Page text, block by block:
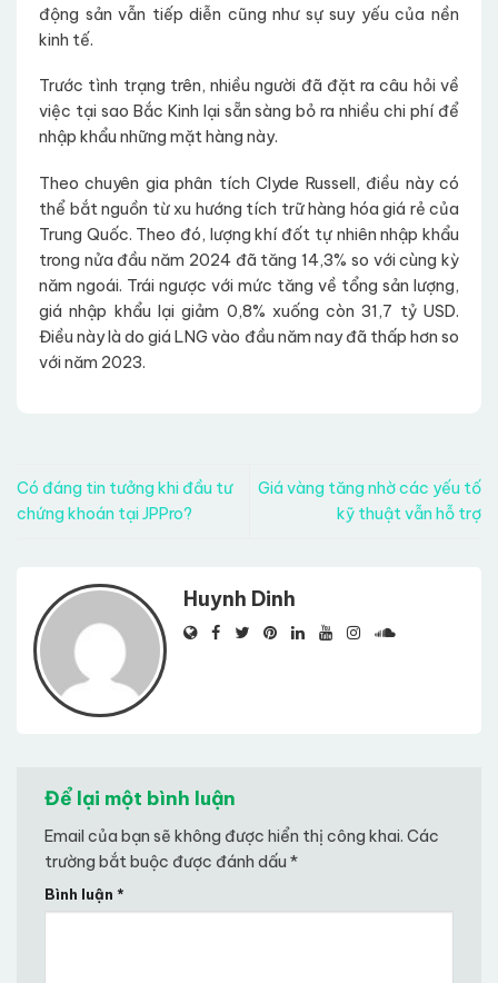
động sản vẫn tiếp diễn cũng như sự suy yếu của nền
kinh tế.
Trước tình trạng trên, nhiều người đã đặt ra câu hỏi về
việc tại sao Bắc Kinh lại sẵn sàng bỏ ra nhiều chi phí để
nhập khẩu những mặt hàng này.
Theo chuyên gia phân tích Clyde Russell, điều này có
thể bắt nguồn từ xu hướng tích trữ hàng hóa giá rẻ của
Trung Quốc. Theo đó, lượng khí đốt tự nhiên nhập khẩu
trong nửa đầu năm 2024 đã tăng 14,3% so với cùng kỳ
năm ngoái. Trái ngược với mức tăng về tổng sản lượng,
giá nhập khẩu lại giảm 0,8% xuống còn 31,7 tỷ USD.
Điều này là do giá LNG vào đầu năm nay đã thấp hơn so
với năm 2023.
Có đáng tin tưởng khi đầu tư
chứng khoán tại JPPro?
Giá vàng tăng nhờ các yếu tố
kỹ thuật vẫn hỗ trợ
Huynh Dinh
Để lại một bình luận
Email của bạn sẽ không được hiển thị công khai. Các
trường bắt buộc được đánh dấu *
Bình luận *